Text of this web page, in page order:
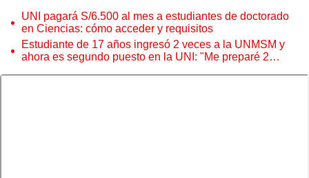
UNI pagará S/6.500 al mes a estudiantes de doctorado
en Ciencias: cómo acceder y requisitos
Estudiante de 17 años ingresó 2 veces a la UNMSM y
ahora es segundo puesto en la UNI: "Me preparé 2